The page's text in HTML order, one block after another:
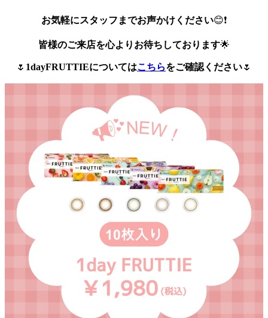
お気軽にスタッフまでお声かけください😊❗
皆様のご来店を心よりお待ちしております🌟
🌷 1dayFRUTTIEについてはこちらをご確認ください🌷